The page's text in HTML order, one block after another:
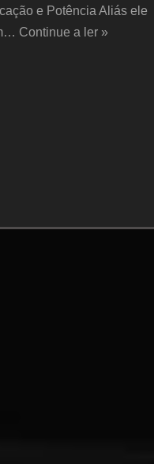
e Potência Aliás ele
Continue a ler »